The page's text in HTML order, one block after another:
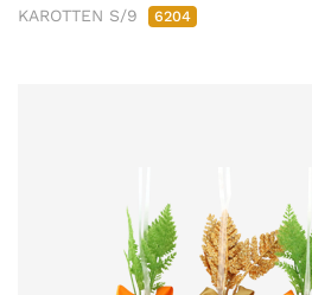
KAROTTEN S/9 6204